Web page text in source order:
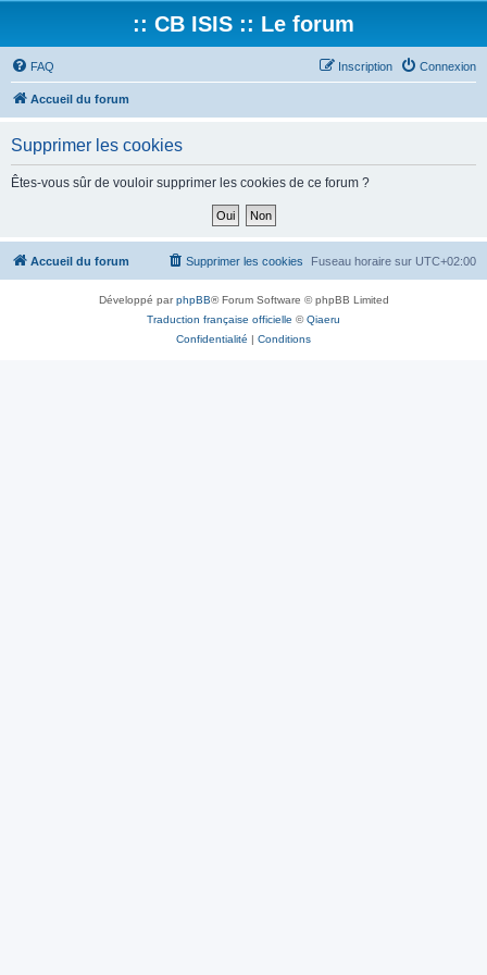
:: CB ISIS :: Le forum
FAQ Connexion
Inscription
Accueil du forum
Supprimer les cookies
Êtes-vous sûr de vouloir supprimer les cookies de ce forum ?
Accueil du forum Fuseau horaire sur UTC+02:00
Supprimer les cookies
Développé parphpBB® Forum Software © phpBB Limited
Traduction française officielle ©Qiaeru
Confidentialité | Conditions